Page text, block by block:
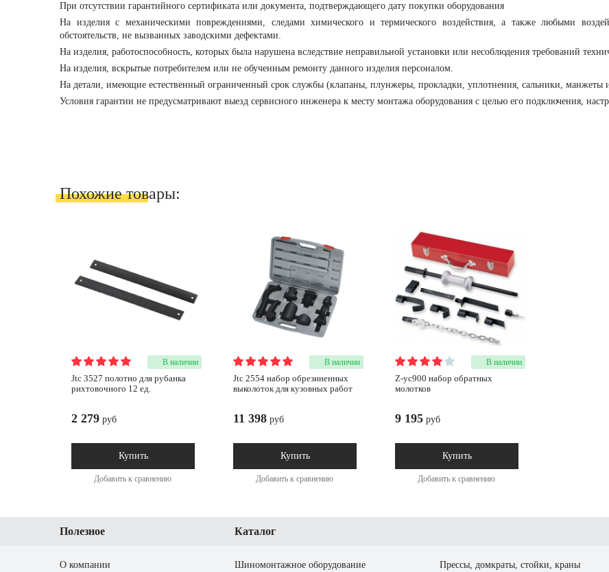
При отсутствии гарантийного сертификата или документа, подтверждающего дату покупки оборудования
На изделия с механическими повреждениями, следами химического и термического воздействия, а также любыми
обстоятельств, не вызванных заводскими дефектами.
На изделия, работоспособность, которых была нарушена вследствие неправильной установки или несоблюдения требований
На изделия, вскрытые потребителем или не обученным ремонту данного изделия персоналом.
На детали, имеющие естественный ограниченный срок службы (клапаны, плунжеры, прокладки, уплотнения, сальники, манжеты
Условия гарантии не предусматривают выезд сервисного инженера к месту монтажа оборудования с целью его подключения,
Похожие товары:
В наличии
jtc 3527 полотно для рубанка
рихтовочного 12 ед.
2 279 руб
Купить
Добавить к сравнению
В наличии
jtc 2554 набор обрезиненных
выколоток для кузовных работ
11 398 руб
Купить
Добавить к сравнению
В наличии
z-yc900 набор обратных
молотков
9 195 руб
Купить
Добавить к сравнению
Полезное Каталог
О компании Шиномонтажное оборудование Прессы, домкраты, стойки, краны